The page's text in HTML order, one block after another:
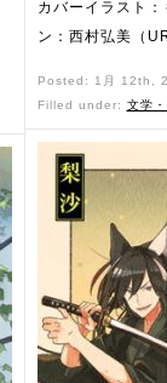
カバーイラスト
ン：西村弘美（
Posted: 1月 12th,
Filled under: 文学